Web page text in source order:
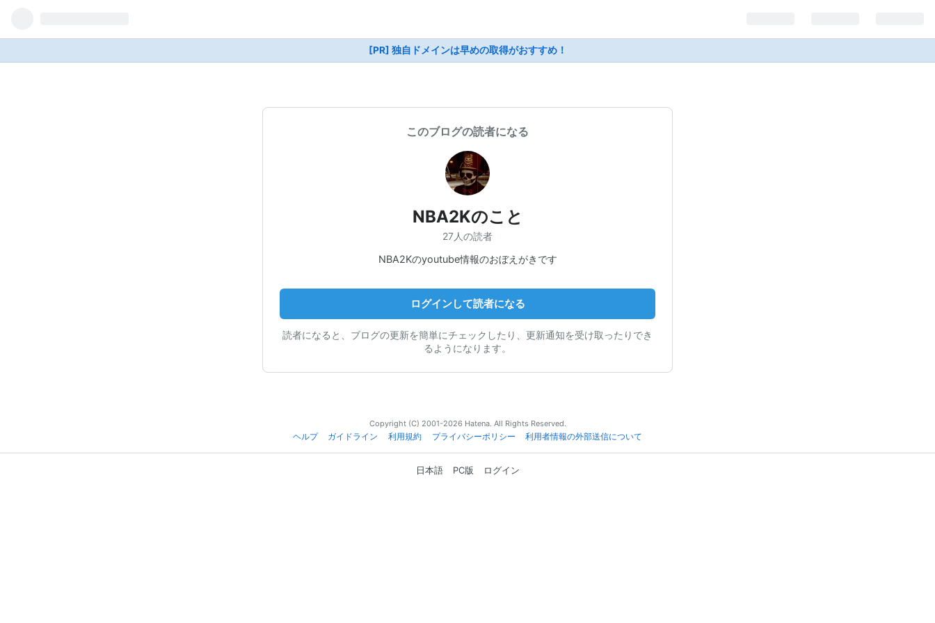
[PR] 独自ドメインは早めの取得がおすすめ！
このブログの読者になる
NBA2Kのこと
27人の読者
NBA2Kのyoutube情報のおぼえがきです
ログインして読者になる
読者になると、ブログの更新を簡単にチェックしたり、更新通知を受け取ったりでき
るようになります。
Copyright (C) 2001-2026 Hatena. All Rights Reserved.
ヘルプ
ガイドライン 利用規約 プライバシーポリシー 利用者情報の外部送信について
日本語 PC版 ログイン